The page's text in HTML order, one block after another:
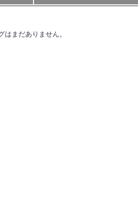
はまだありません。